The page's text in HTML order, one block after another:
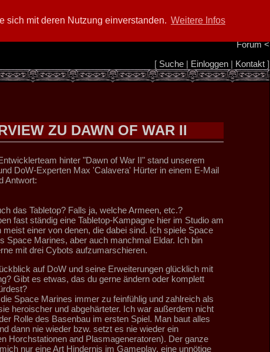
mit deren Nutzung einverstanden. Weitere InfosInfo/Impressum
Forum<
[ Suche| Einloggen| Kontakt]
ZU DAWN OF WAR II
hinter "Dawn of War II" stand unserem
DoW-Experten Max 'Calavera' Hürter in einem E-Mail
Antwort:
das Tabletop? Falls ja, welche Armeen, etc.?
fast ständig eine Tabletop-Kampagne hier im Studio am
meist einer von denen, die dabei sind. Ich spiele Space
Space Marines, aber auch manchmal Eldar. Ich bin
mit drei Cybots aufzumarschieren.
auf DoW und seine Erweiterungen glücklich mit
Gibt es etwas, das du gerne ändern oder komplett
Space Marines immer zu feinfühlig und zahlreich als
heroischer und abgehärteter. Ich war außerdem nicht
Rolle des Basenbau im ersten Spiel. Man baut alles
dann nie wieder bzw. setzt es nie wieder ein
Horchstationen and Plasmageneratoren). Der ganze
nur eine Art Hindernis im Gameplay, eine unnötige